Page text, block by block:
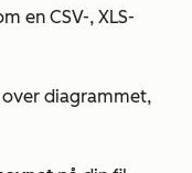
en CSV-, XLS-
over diagrammet,